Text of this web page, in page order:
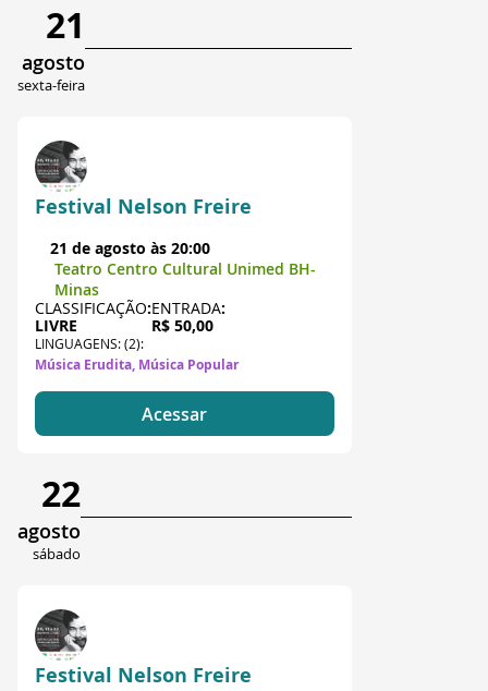
21
agosto
sexta-feira
Festival Nelson Freire
21 de agosto às 20:00
Teatro Centro Cultural Unimed BH-
Minas
CLASSIFICAÇÃO:
LIVRE
ENTRADA:
R$ 50,00
LINGUAGENS: (2):
Música Erudita, Música Popular
Acessar
22
agosto
sábado
Festival Nelson Freire